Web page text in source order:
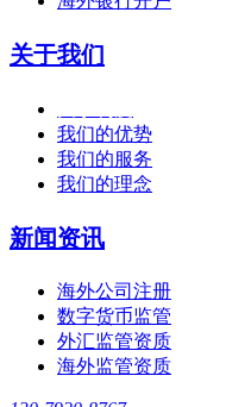
关于我们
我们的优势
我们的服务
我们的理念
新闻资讯
海外公司注册
数字货币监管
外汇监管资质
海外监管资质